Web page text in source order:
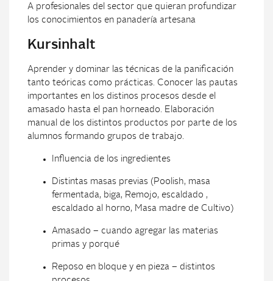
A profesionales del sector que quieran profundizar
los conocimientos en panadería artesana
Kursinhalt
Aprender y dominar las técnicas de la panificación
tanto teóricas como prácticas. Conocer las pautas
importantes en los distinos procesos desde el
amasado hasta el pan horneado. Elaboración
manual de los distintos productos por parte de los
alumnos formando grupos de trabajo.
Influencia de los ingredientes
Distintas masas previas (Poolish, masa
fermentada, biga, Remojo, escaldado ,
escaldado al horno, Masa madre de Cultivo)
Amasado – cuando agregar las materias
primas y porqué
Reposo en bloque y en pieza – distintos